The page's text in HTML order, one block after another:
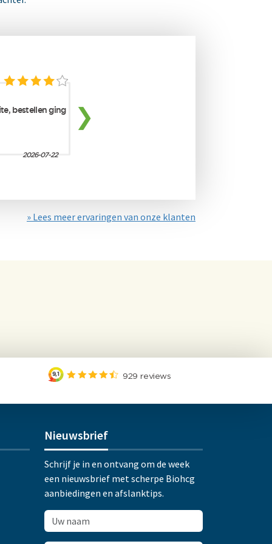
» Lees meer ervaringen van onze klanten
Nieuwsbrief
Schrijf je in en ontvang om de week
een nieuwsbrief met scherpe Biohcg
aanbiedingen en afslanktips.